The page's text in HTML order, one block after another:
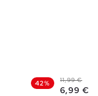
42% 11,99 €
6,99 €